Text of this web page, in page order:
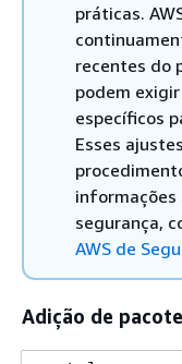
práticas.
recentes do
podem
específicos
Esses
informações
segurança,
AWS de
Adição de